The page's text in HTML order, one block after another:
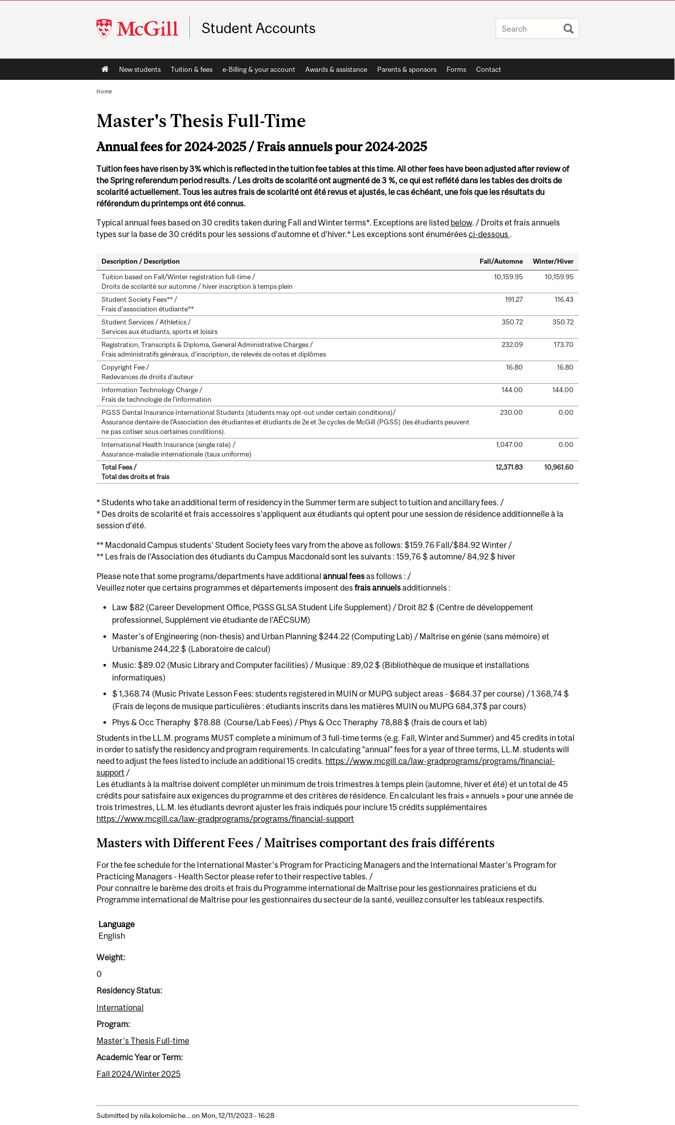
McGill
University
Student Accounts
Main
navigation
New students Tuition & fees e-Billing & your account Awards & assistance Parents & sponsors Forms Contact
Home
Master's Thesis Full-Time
Annual fees for 2024-2025 / Frais annuels pour 2024-2025
Tuition fees have risen by 3% which is reflected in the tuition fee tables at this time. All other fees have been adjusted after review of
the Spring referendum period results. / Les droits de scolarité ont augmenté de 3 %, ce qui est reflété dans les tables des droits de
scolarité actuellement. Tous les autres frais de scolarité ont été revus et ajustés, le cas échéant, une fois que les résultats du
référendum du printemps ont été connus.
Typical annual fees based on 30 credits taken during Fall and Winter terms*. Exceptions are listed below. / Droits et frais annuels
types sur la base de 30 crédits pour les sessions d’automne et d’hiver.* Les exceptions sont énumérées ci-dessous .
Description / Description Fall/Automne Winter/Hiver
Tuition based on Fall/Winter registration full-time /
Droits de scolarité sur automne / hiver inscription à temps plein
10,159.95 10,159.95
Student Society Fees** /
Frais d’association étudiante**
191.27 116.43
Student Services / Athletics /
Services aux étudiants, sports et loisirs
350.72 350.72
Registration, Transcripts & Diploma, General Administrative Charges /
Frais administratifs généraux, d’inscription, de relevés de notes et diplômes
232.09 173.70
Copyright Fee /
Redevances de droits d’auteur
16.80 16.80
Information Technology Charge /
Frais de technologie de l’information
144.00 144.00
PGSS Dental Insurance International Students (students may opt-out under certain conditions)/
Assurance dentaire de l’Association des étudiantes et étudiants de 2e et 3e cycles de McGill (PGSS) (les étudiants peuvent
ne pas cotiser sous certaines conditions).
230.00 0.00
International Health Insurance (single rate) /
Assurance-maladie internationale (taux uniforme)
1,047.00 0.00
Total Fees /
Total des droits et frais
12,371.83 10,961.60
* Students who take an additional term of residency in the Summer term are subject to tuition and ancillary fees. /
* Des droits de scolarité et frais accessoires s’appliquent aux étudiants qui optent pour une session de résidence additionnelle à la
session d’été.
** Macdonald Campus students' Student Society fees vary from the above as follows: $159.76 Fall/$84.92 Winter /
** Les frais de l’Association des étudiants du Campus Macdonald sont les suivants : 159,76 $ automne/ 84,92 $ hiver
Please note that some programs/departments have additional annual feesas follows : /
Veuillez noter que certains programmes et départements imposent des frais annuelsadditionnels :
Law $82 (Career Development Office, PGSS GLSA Student Life Supplement) / Droit 82 $ (Centre de développement
professionnel, Supplément vie étudiante de l’AÉCSUM)
Master’s of Engineering (non-thesis) and Urban Planning $244.22 (Computing Lab) / Maîtrise en génie (sans mémoire) et
Urbanisme 244,22 $ (Laboratoire de calcul)
Music: $89.02 (Music Library and Computer facilities) / Musique : 89,02 $ (Bibliothèque de musique et installations
informatiques)
$ 1,368.74 (Music Private Lesson Fees: students registered in MUIN or MUPG subject areas - $684.37 per course) / 1 368,74 $
(Frais de leçons de musique particulières : étudiants inscrits dans les matières MUIN ou MUPG 684,37$ par cours)
Phys & Occ Theraphy $78.88 (Course/Lab Fees) / Phys & Occ Theraphy 78,88 $ (frais de cours et lab)
Students in the LL.M. programs MUST complete a minimum of 3 full-time terms (e.g. Fall, Winter and Summer) and 45 credits in total
in order to satisfy the residency and program requirements. In calculating "annual" fees for a year of three terms, LL.M. students will
need to adjust the fees listed to include an additional 15 credits. https://www.mcgill.ca/law-gradprograms/programs/financial-
support /
Les étudiants à la maîtrise doivent compléter un minimum de trois trimestres à temps plein (automne, hiver et été) et un total de 45
crédits pour satisfaire aux exigences du programme et des critères de résidence. En calculant les frais « annuels » pour une année de
trois trimestres, LL.M. les étudiants devront ajuster les frais indiqués pour inclure 15 crédits supplémentaires
https://www.mcgill.ca/law-gradprograms/programs/financial-support
Masters with Different Fees / Maîtrises comportant des frais différents
For the fee schedule for the International Master's Program for Practicing Managers and the International Master's Program for
Practicing Managers - Health Sector please refer to their respective tables. /
Pour connaitre le barème des droits et frais du Programme international de Maîtrise pour les gestionnaires praticiens et du
Programme international de Maîtrise pour les gestionnaires du secteur de la santé, veuillez consulter les tableaux respectifs.
Language
English
Weight:
0
Residency Status:
International
Program:
Master's Thesis Full-time
Academic Year or Term:
Fall 2024/Winter 2025
Submitted by nila.kolomiiche...on Mon, 12/11/2023 - 16:28